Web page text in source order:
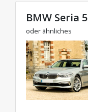
BMW Seria
oder ähnliches